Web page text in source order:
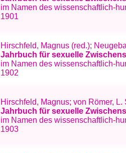
im Namen des wissenschaftlich-
1901
Hirschfeld, Magnus (red.);
Jahrbuch für sexuelle
im Namen des wissenschaftlich-
1902
Hirschfeld, Magnus; von Römer,
Jahrbuch für sexuelle
im Namen des wissenschaftlich-
1903